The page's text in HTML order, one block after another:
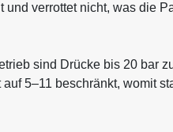
verrottet nicht, was die
sind Drücke bis 20 bar
5–11 beschränkt, womit